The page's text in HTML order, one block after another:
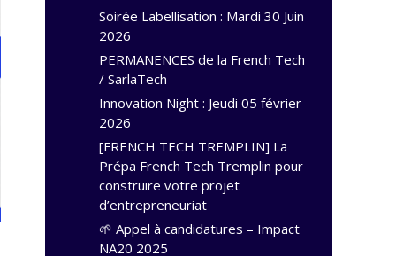
Soirée Labellisation : Mardi 30 Juin
2026
PERMANENCES de la French Tech
/ SarlaTech
Innovation Night : Jeudi 05 février
2026
[FRENCH TECH TREMPLIN] La
Prépa French Tech Tremplin pour
construire votre projet
d’entrepreneuriat
🌱 Appel à candidatures – Impact
NA20 2025